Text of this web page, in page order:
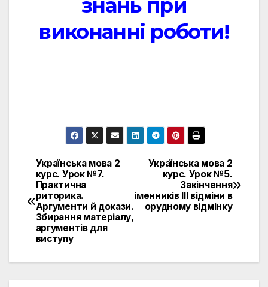
знань при
виконанні роботи!
Навигация
по
записям
Українська мова 2
курс. Урок №5.
Закінчення
іменників ІІІ відміни в
орудному відмінку
Українська мова 2
курс. Урок №7.
Практична
риторика.
Аргументи й докази.
Збирання матеріалу,
аргументів для
виступу